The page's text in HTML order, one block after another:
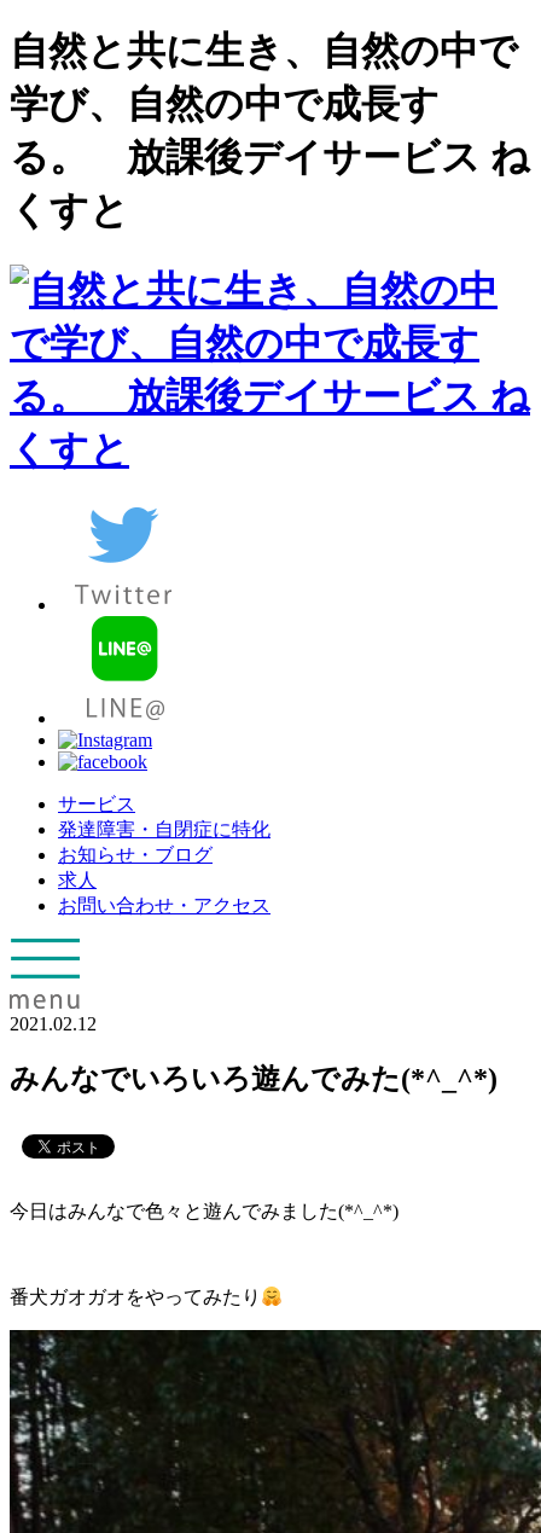
自然と共に生き、自然の中で
学び、自然の中で成長す
る。 放課後デイサービス ね
くすと
サービス
発達障害・自閉症に特化
お知らせ・ブログ
求人
お問い合わせ・アクセス
2021.02.12
みんなでいろいろ遊んでみた(*^_^*)
今日はみんなで色々と遊んでみました(*^_^*)
番犬ガオガオをやってみたり